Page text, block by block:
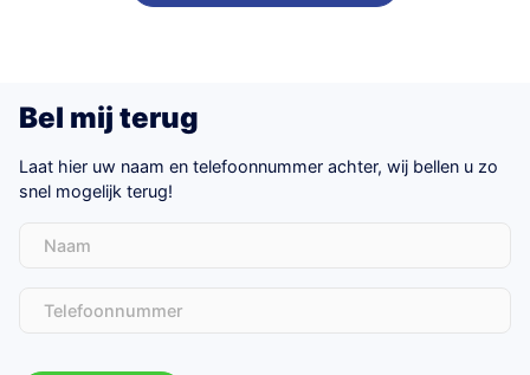
Bel mij terug
Laat hier uw naam en telefoonnummer achter, wij bellen u zo
snel mogelijk terug!